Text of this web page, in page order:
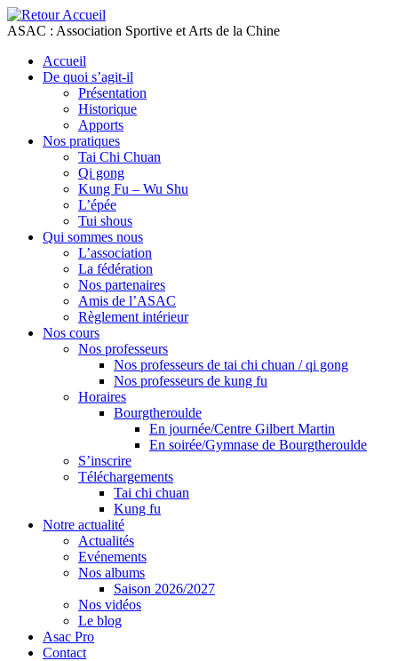
Passer
au
ASAC : Association Sportive et Arts de la Chine
Accueil
De quoi s’agit-il
Présentation
Historique
Apports
Nos pratiques
Tai Chi Chuan
Qi gong
Kung Fu – Wu Shu
L’épée
Tui shous
Qui sommes nous
L’association
La fédération
Nos partenaires
Amis de l’ASAC
Règlement intérieur
Nos cours
Nos professeurs
Nos professeurs de tai chi chuan / qi gong
Nos professeurs de kung fu
Horaires
Bourgtheroulde
En journée/Centre Gilbert Martin
En soirée/Gymnase de Bourgtheroulde
S’inscrire
Téléchargements
Tai chi chuan
Kung fu
Notre actualité
Actualités
Evénements
Nos albums
Saison 2026/2027
Nos vidéos
Le blog
Asac Pro
Contact